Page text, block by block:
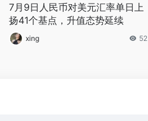
7月9日人民币对美元汇率单日上
扬41个基点，升值态势延续
xing 52